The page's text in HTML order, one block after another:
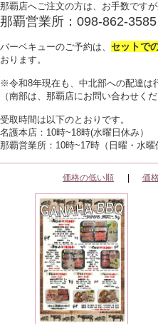
那覇店へご注文の方は、お手数です
那覇営業所：098-862-3585
バーベキューのご予約は、 セットで
おります。
※令和8年現在も、中北部への配達は
（南部は、那覇店にお問い合わせくだ
受取時間は以下のとおりです。
名護本店：10時~18時(水曜日休み）
那覇営業所：10時~17時（日曜・水曜
価格の低い順 価